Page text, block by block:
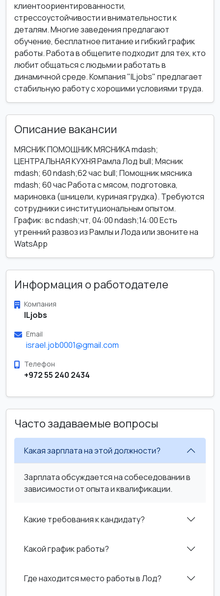
клиентоориентированности,
стрессоустойчивости и внимательности к
деталям. Многие заведения предлагают
обучение, бесплатное питание и гибкий график
работы. Работа в общепите подходит для тех, кто
любит общаться с людьми и работать в
динамичной среде. Компания "ILjobs" предлагает
стабильную работу с хорошими условиями труда.
Описание вакансии
МЯСНИК ПОМОЩНИК МЯСНИКА mdash;
ЦЕНТРАЛЬНАЯ КУХНЯ Рамла Лод bull; Мясник
mdash; 60 ndash;62 час bull; Помощник мясника
mdash; 60 час Работа с мясом, подготовка,
мариновка (шницели, куриная грудка). Требуются
сотрудники с институциональным опытом.
График: вс ndash;чт, 04:00 ndash;14:00 Есть
утренний развоз из Рамлы и Лода или звоните на
WatsApp
Информация о работодателе
Компания
ILjobs
Email
israel.job0001@gmail.com
Телефон
+972 55 240 2434
Часто задаваемые вопросы
Какая зарплата на этой должности?
Зарплата обсуждается на собеседовании в
зависимости от опыта и квалификации.
Какие требования к кандидату?
Какой график работы?
Где находится место работы в Лод?